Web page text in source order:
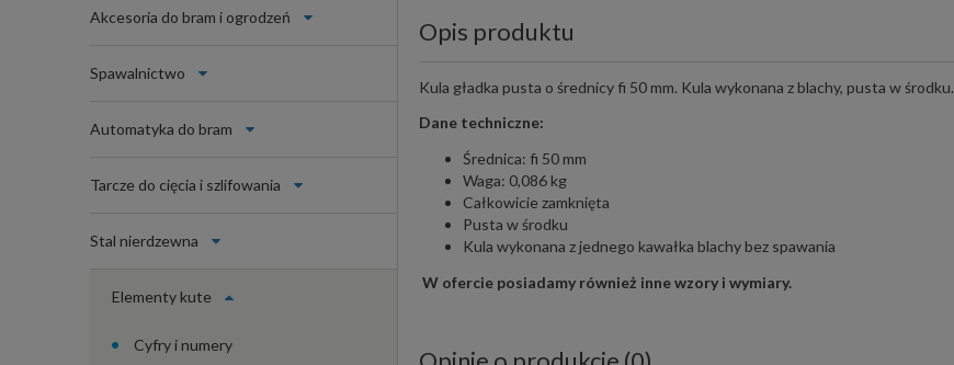
Akcesoria do bram i ogrodzeń
Spawalnictwo
Automatyka do bram
Tarcze do cięcia i szlifowania
Stal nierdzewna
Elementy kute
Cyfry i numery
Opis produktu
Kula gładka pusta o średnicy fi 50 mm. Kula wykonana z blachy, pusta w środku.
Dane techniczne:
Średnica: fi 50 mm
Waga: 0,086 kg
Całkowicie zamknięta
Pusta w środku
Kula wykonana z jednego kawałka blachy bez spawania
W ofercie posiadamy również inne wzory i wymiary.